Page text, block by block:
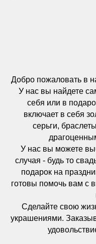
Добро пожаловать в
У нас вы найдете
себя или в
включает в себя
серьги,
У нас вы можете
случая - будь то
подарок на
готовы помочь вам с
Сделайте свою
украшениями.